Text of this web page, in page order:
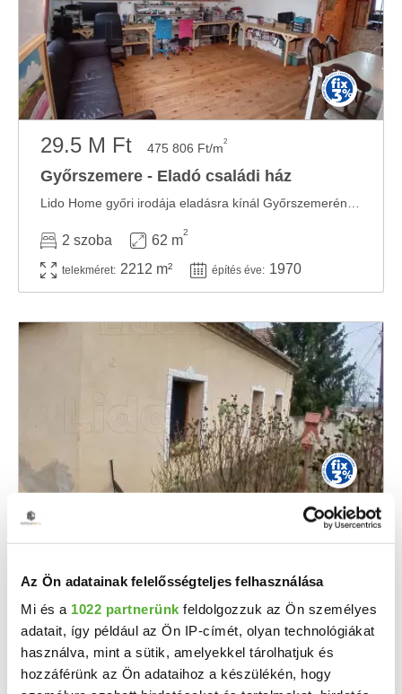
Az Ön adatainak felelősségteljes felhasználása
Mi és a 1022 partnerünk feldolgozzuk az Ön személyes
adatait, így például az Ön IP-címét, olyan technológiákat
használva, mint a sütik, amelyekkel tárolhatjuk és
hozzáférünk az Ön adataihoz a készülékén, hogy
29.5 M Ft 475 806 Ft/m2
Győrszemere - Eladó családi ház
2 szoba 62 m
2
telekméret: 2212 m² építés éve: 1970
20 M Ft
3 + 1 szoba
2
telekméret: 1512 m² építés éve: 1960